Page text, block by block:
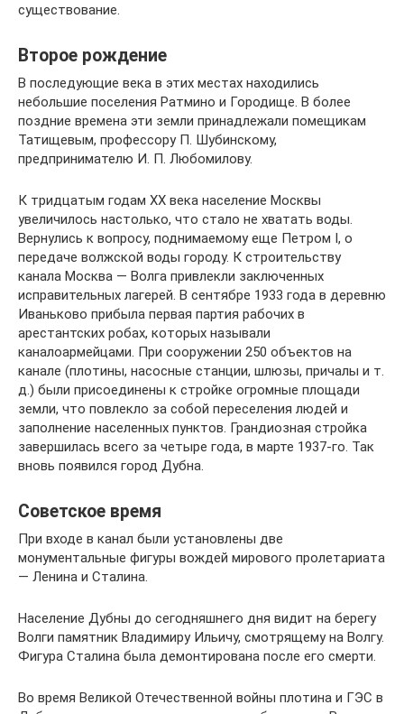
существование.
Второе рождение
В последующие века в этих местах находились
небольшие поселения Ратмино и Городище. В более
поздние времена эти земли принадлежали помещикам
Татищевым, профессору П. Шубинскому,
предпринимателю И. П. Любомилову.
К тридцатым годам XX века население Москвы
увеличилось настолько, что стало не хватать воды.
Вернулись к вопросу, поднимаемому еще Петром I, о
передаче волжской воды городу. К строительству
канала Москва — Волга привлекли заключенных
исправительных лагерей. В сентябре 1933 года в деревню
Иваньково прибыла первая партия рабочих в
арестантских робах, которых называли
каналоармейцами. При сооружении 250 объектов на
канале (плотины, насосные станции, шлюзы, причалы и т.
д.) были присоединены к стройке огромные площади
земли, что повлекло за собой переселения людей и
заполнение населенных пунктов. Грандиозная стройка
завершилась всего за четыре года, в марте 1937-го. Так
вновь появился город Дубна.
Советское время
При входе в канал были установлены две
монументальные фигуры вождей мирового пролетариата
— Ленина и Сталина.
Население Дубны до сегодняшнего дня видит на берегу
Волги памятник Владимиру Ильичу, смотрящему на Волгу.
Фигура Сталина была демонтирована после его смерти.
Во время Великой Отечественной войны плотина и ГЭС в